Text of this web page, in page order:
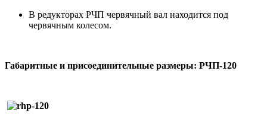
В редукторах РЧП червячный вал находится под
червячным колесом.
Габаритные и присоединительные размеры: РЧП-120